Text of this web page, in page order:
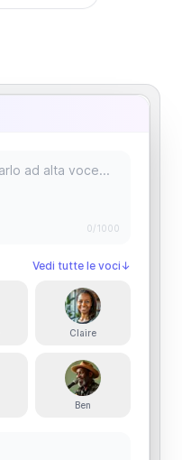
0/1000
Vedi tutte le voci ↓
Claire
Ben